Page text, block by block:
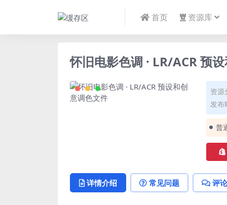
首页 资源库
怀旧电影色调 · LR/ACR 预
资源
发布
普
详情介绍 常见问题 评